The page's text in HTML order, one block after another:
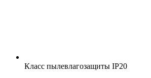
Класс пылевлагозащиты IP20